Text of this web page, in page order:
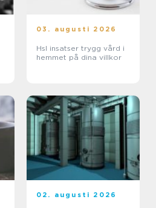
03. augusti 2026
Hsl insatser trygg vård i
hemmet på dina villkor
02. augusti 2026